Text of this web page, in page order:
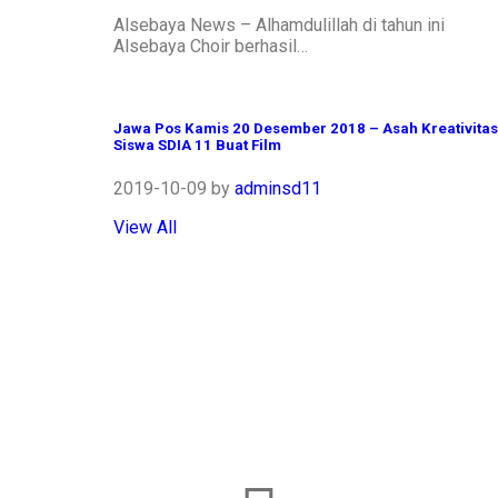
Alsebaya News – Alhamdulillah di tahun ini
Alsebaya Choir berhasil…
Jawa Pos Kamis 20 Desember 2018 – Asah
Siswa SDIA 11 Buat Film
2019-10-09 by adminsd11
View All